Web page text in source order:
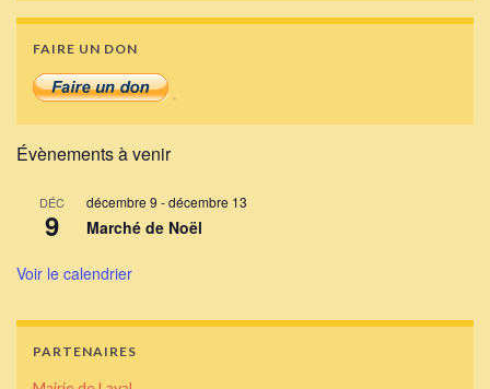
FAIRE UN DON
Évènements à venir
DÉC
9
décembre 9 -décembre 13
Marché de Noël
Voir le calendrier
PARTENAIRES